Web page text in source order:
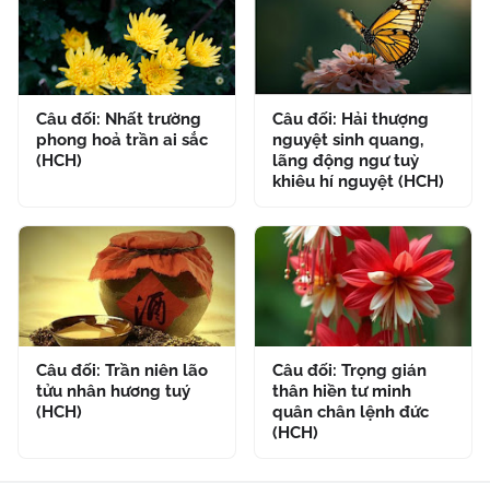
Câu đối: Nhất trường
phong hoả trần ai sắc
(HCH)
Câu đối: Hải thượng
nguyệt sinh quang,
lãng động ngư tuỳ
khiêu hí nguyệt (HCH)
Câu đối: Trần niên lão
tửu nhân hương tuý
(HCH)
Câu đối: Trọng gián
thân hiền tư minh
quân chân lệnh đức
(HCH)